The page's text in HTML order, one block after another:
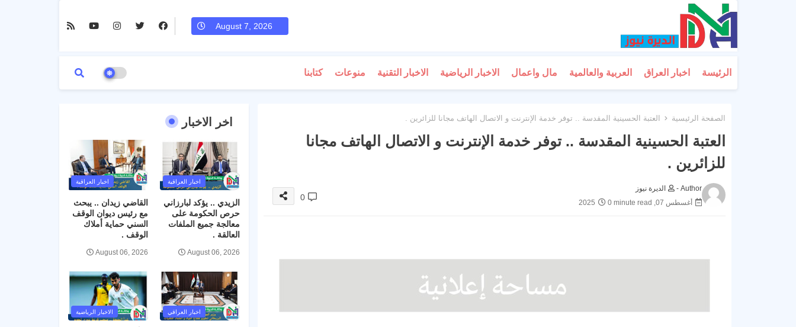
August 7, 2026
الرئيسة اخبار العراق العربية والعالمية مال واعمال الاخبار الرياضية الاخبار التقنية منوعات كتابنا
الصفحة الرئيسية العتبة الحسينية المقدسة .. توفر خدمة الإنترنت و الاتصال الهاتف مجانا للزائرين .
العتبة الحسينية المقدسة .. توفر خدمة الإنترنت و الاتصال الهاتف مجانا
للزائرين .
Author -
الديرة نيوز
أغسطس 07, 2025
0 minute read
0
اخر الاخبار
اخبار العراقية
الزيدي .. يؤكد لبارزاني
حرص الحكومة على
معالجة جميع الملفات
العالقة .
August 06, 2026
اخبار العراقية
القاضي زيدان .. يبحث
مع رئيس ديوان الوقف
السني حماية أملاك
الوقف .
August 06, 2026
اخبار العراقي الاخبار الرياضية